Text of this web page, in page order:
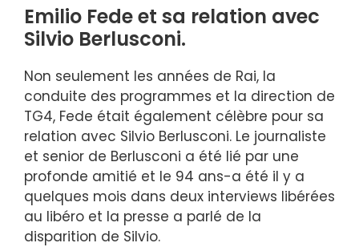
Emilio Fede et sa relation avec
Silvio Berlusconi.
Non seulement les années de Rai, la
conduite des programmes et la direction de
TG4, Fede était également célèbre pour sa
relation avec Silvio Berlusconi. Le journaliste
et senior de Berlusconi a été lié par une
profonde amitié et le 94 ans-a été il y a
quelques mois dans deux interviews libérées
au libéro et la presse a parlé de la
disparition de Silvio.